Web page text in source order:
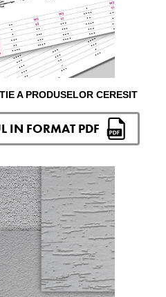
A PRODUSELOR CERESIT
IN FORMAT PDF